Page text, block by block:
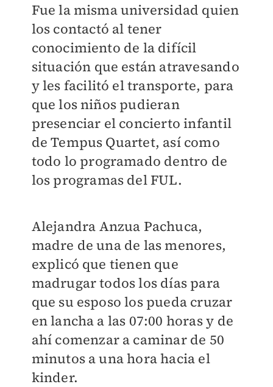
Fue la misma universidad quien
los contactó al tener
conocimiento de la difícil
situación que están atravesando
y les facilitó el transporte, para
que los niños pudieran
presenciar el concierto infantil
de Tempus Quartet, así como
todo lo programado dentro de
los programas del FUL.
Alejandra Anzua Pachuca,
madre de una de las menores,
explicó que tienen que
madrugar todos los días para
que su esposo los pueda cruzar
en lancha a las 07:00 horas y de
ahí comenzar a caminar de 50
minutos a una hora hacia el
kinder.